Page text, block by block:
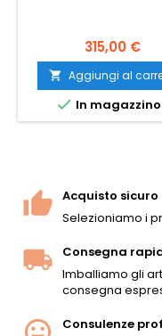
315,00 €
 Aggiungi al
 In magazzino
Acquisto sicuro
Selezioniamo i
Consegna
Imballiamo gli
consegna
Consulenze